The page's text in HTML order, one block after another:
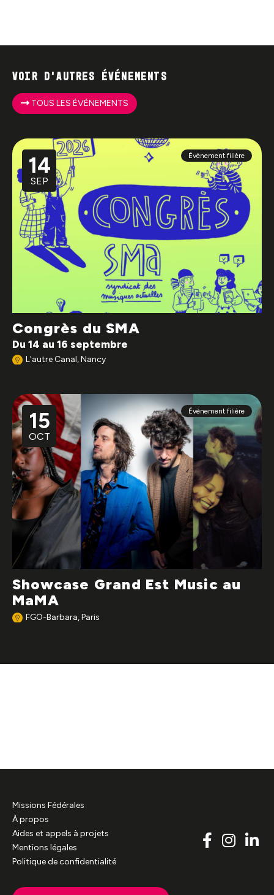
Voir d'autres événements
TOUS LES ÉVÉNEMENTS
14
SEP
Évènement filière
Congrès du SMA
Du 14 au 16 septembre
L'autre Canal, Nancy
15
OCT
Évènement filière
Showcase Grand Est Music au
MaMA
FGO-Barbara, Paris
Missions Fédérales
À propos
Aides et appels à projets
Mentions légales
Politique de confidentialité